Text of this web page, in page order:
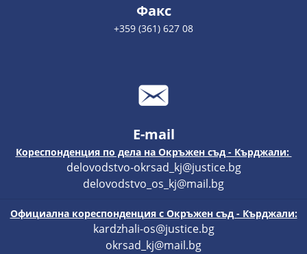
Факс
+359 (361) 627 08
E-mail
Кореспонденция по дела на Окръжен съд - Кърджали:
delovodstvo-okrsad_kj@justice.bg
delovodstvo_os_kj@mail.bg
Официална кореспонденция с Окръжен съд - Кърджали:
kardzhali-os@justice.bg
okrsad_kj@mail.bg